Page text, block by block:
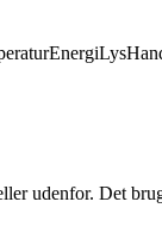
EnergiLys
udenfor. Det